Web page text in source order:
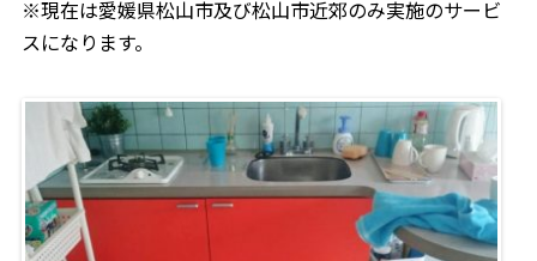
※現在は愛媛県松山市及び松山市近郊のみ実施のサービ
スになります。